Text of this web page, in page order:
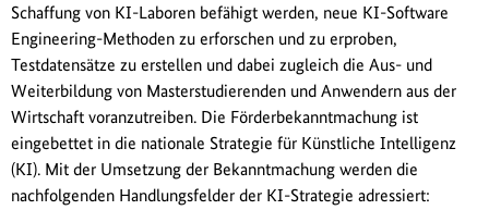
Schaffung von KI-Laboren befähigt werden, neue KI-Software
Engineering-Methoden zu erforschen und zu erproben,
Testdatensätze zu erstellen und dabei zugleich die Aus- und
Weiterbildung von Masterstudierenden und Anwendern aus der
Wirtschaft voranzutreiben. Die Förderbekanntmachung ist
eingebettet in die nationale Strategie für Künstliche Intelligenz
(KI). Mit der Umsetzung der Bekanntmachung werden die
nachfolgenden Handlungsfelder der KI-Strategie adressiert: